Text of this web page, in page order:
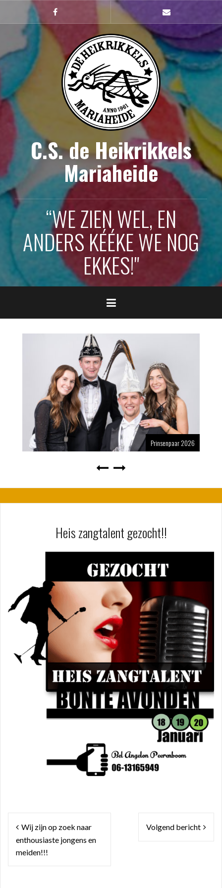
inhoud
Facebook mailto
C.S. de Heikrikkels
Mariaheide
“WE ZIEN WEL, EN
ANDERS KÉÉKE WE NOG
EKKES!"
Prinsenpaar 2026
Heis zangtalent gezocht!!
Bericht
navigatie
Wij zijn op zoek naar
enthousiaste jongens en
meiden!!!
Volgend bericht